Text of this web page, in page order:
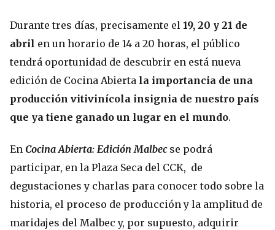
Durante tres días, precisamente el 19, 20 y 21 de
abril en un horario de 14 a 20 horas, el público
tendrá oportunidad de descubrir en está nueva
edición de Cocina Abierta la importancia de una
producción vitivinícola insignia de nuestro país
que ya tiene ganado un lugar en el mundo.
En Cocina Abierta: Edición Malbec se podrá
participar, en la Plaza Seca del CCK, de
degustaciones y charlas para conocer todo sobre la
historia, el proceso de producción y la amplitud de
maridajes del Malbec y, por supuesto, adquirir